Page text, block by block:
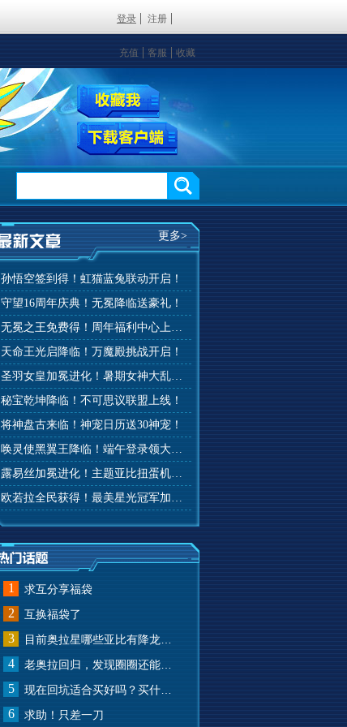
登录 注册
充值 客服 收藏
更多>
孙悟空签到得！虹猫蓝兔联动开启！
守望16周年庆典！无冕降临送豪礼！
无冕之王免费得！周年福利中心上线！
天命王光启降临！万魔殿挑战开启！
圣羽女皇加冕进化！暑期女神大乱斗开赛！
秘宝乾坤降临！不可思议联盟上线！
将神盘古来临！神宠日历送30神宠！
唤灵使黑翼王降临！端午登录领大礼！
露易丝加冕进化！主题亚比扭蛋机来啦！
欧若拉全民获得！最美星光冠军加冕！
1 求互分享福袋
2 互换福袋了
3
4
5
6 求助！只差一刀